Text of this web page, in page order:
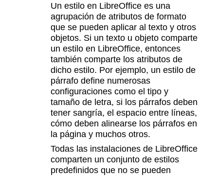
Un estilo en LibreOffice es una
agrupación de atributos de formato
que se pueden aplicar al texto y otros
objetos. Si un texto u objeto comparte
un estilo en LibreOffice, entonces
también comparte los atributos de
dicho estilo. Por ejemplo, un estilo de
párrafo define numerosas
configuraciones como el tipo y
tamaño de letra, si los párrafos deben
tener sangría, el espacio entre líneas,
cómo deben alinearse los párrafos en
la página y muchos otros.
Todas las instalaciones de LibreOffice
comparten un conjunto de estilos
predefinidos que no se pueden